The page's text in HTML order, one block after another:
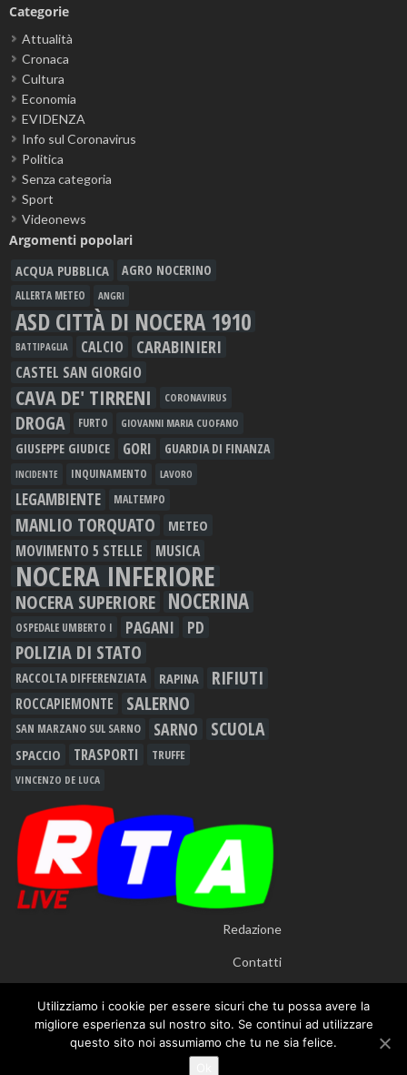
Categorie
Attualità
Cronaca
Cultura
Economia
EVIDENZA
Info sul Coronavirus
Politica
Senza categoria
Sport
Videonews
Argomenti popolari
ACQUA PUBBLICA AGRO NOCERINO
ALLERTA METEO ANGRI
ASD CITTÀ DI NOCERA 1910
BATTIPAGLIA CALCIO CARABINIERI
CASTEL SAN GIORGIO
CAVA DE' TIRRENI CORONAVIRUS
DROGA FURTO GIOVANNI MARIA CUOFANO
GIUSEPPE GIUDICE GORI GUARDIA DI FINANZA
INCIDENTE INQUINAMENTO LAVORO
LEGAMBIENTE MALTEMPO
MANLIO TORQUATO METEO
MOVIMENTO 5 STELLE MUSICA
NOCERA INFERIORE
NOCERA SUPERIORE NOCERINA
OSPEDALE UMBERTO I PAGANI PD
POLIZIA DI STATO
RACCOLTA DIFFERENZIATA RAPINA RIFIUTI
ROCCAPIEMONTE SALERNO
SAN MARZANO SUL SARNO SARNO SCUOLA
SPACCIO TRASPORTI TRUFFE
VINCENZO DE LUCA
Redazione
Contatti
- Testata Giornalistica Registrata presso Tribunale di
Utilizziamo i cookie per essere sicuri che tu possa avere la
migliore esperienza sul nostro sito. Se continui ad utilizzare
questo sito noi assumiamo che tu ne sia felice.